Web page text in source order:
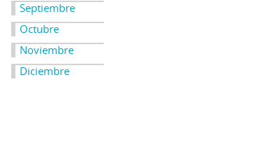
Septiembre
Octubre
Noviembre
Diciembre